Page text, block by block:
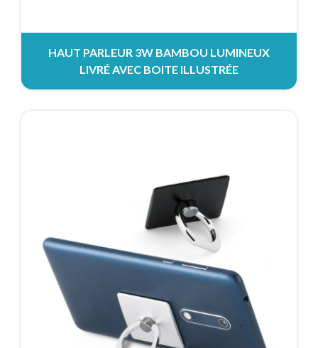
HAUT PARLEUR 3W BAMBOU LUMINEUX
LIVRÉ AVEC BOITE ILLUSTRÉE